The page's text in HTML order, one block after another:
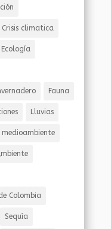
Crisis climatica
Ecología
Fauna
Lluvias
medioambiente
Colombia
Sequía